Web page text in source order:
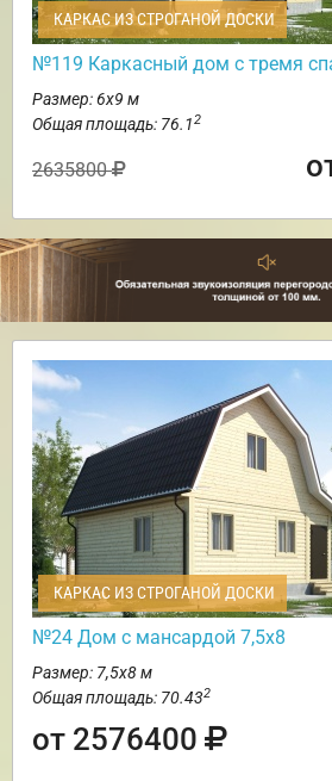
КАРКАС ИЗ СТРОГАНОЙ ДОСКИ
№119 Каркасный дом с тремя
Размер: 6х9 м
Общая площадь: 76.12
2635800
КАРКАС ИЗ СТРОГАНОЙ ДОСКИ
№24 Дом с мансардой 7,5х8
Размер: 7,5х8 м
Общая площадь: 70.432
от 2576400